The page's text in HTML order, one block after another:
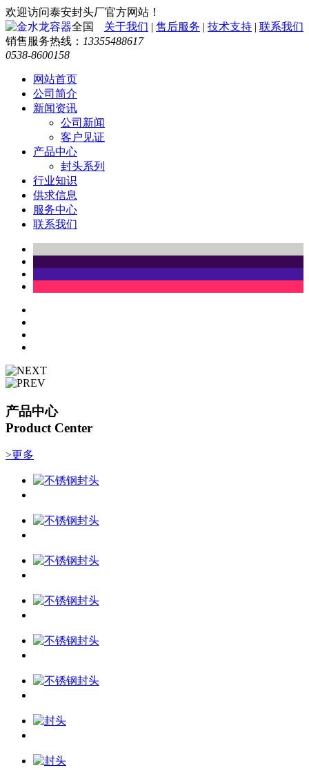
欢迎访问泰安封头厂官方网站！
关于我们 | 售后服务 | 技术支持 | 联系我们
全国
销售服务热线： 13355488617
0538-8600158
网站首页
公司简介
新闻资讯
公司新闻
客户见证
产品中心
封头系列
行业知识
供求信息
服务中心
联系我们
产品中心
Product Center
>更多